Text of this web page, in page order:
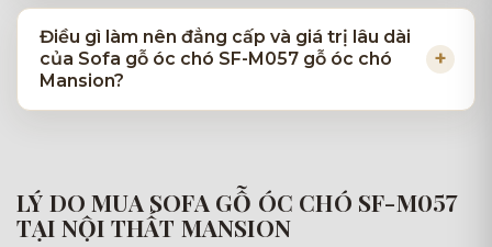
Điều gì làm nên đẳng cấp và giá trị lâu dài
của Sofa gỗ óc chó SF-M057 gỗ óc chó
Mansion?
LÝ DO MUA SOFA GỖ ÓC CHÓ SF-M057
TẠI NỘI THẤT MANSION